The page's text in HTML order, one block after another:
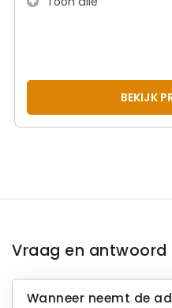
BEKIJK
Vraag en antwoord
Wanneer neemt de